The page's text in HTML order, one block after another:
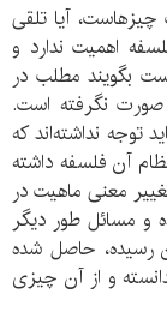
آیا تلقی
اهمیت ندارد و
بگویند مطلب در
نگرفته است.
توجه نداشته‌اند که
آن فلسفه داشته
معنی ماهیت در
و مسائل طور دیگر
رسیده، حاصل شده
و از آن چیزی